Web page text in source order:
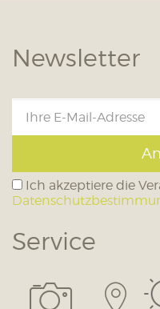
Newsletter
Ich akzeptiere die
Service